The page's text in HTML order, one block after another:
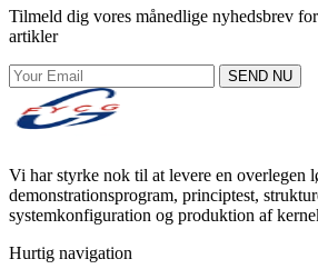
Tilmeld dig vores månedlige nyhedsbrev
artikler
SEND NU
Vi har styrke nok til at levere en overlegen
demonstrationsprogram, principtest,
systemkonfiguration og produktion af
Hurtig navigation